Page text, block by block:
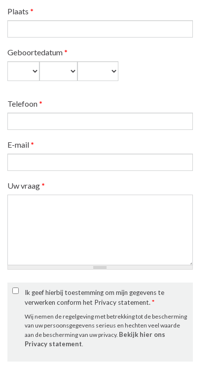
Plaats *
Geboortedatum *
Telefoon *
E-mail *
Uw vraag *
Ik geef hierbij toestemming om mijn gegevens te
verwerken conform het Privacy statement.*
Wij nemen de regelgeving met betrekking tot de bescherming
van uw persoonsgegevens serieus en hechten veel waarde
aan de bescherming van uw privacy. Bekijk hier ons
Privacy statement.